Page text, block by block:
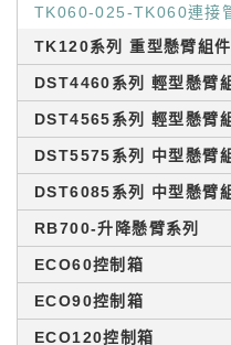
TK060-025-TK060連接
TK120系列 重型懸臂組件
DST4460系列 輕型懸臂
DST4565系列 輕型懸臂
DST5575系列 中型懸臂
DST6085系列 中型懸臂
RB700-升降懸臂系列
ECO60控制箱
ECO90控制箱
ECO120控制箱